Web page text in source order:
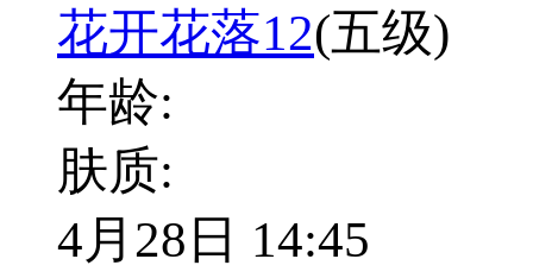
花开花落12(五级)
年龄:
肤质:
4月28日 14:45